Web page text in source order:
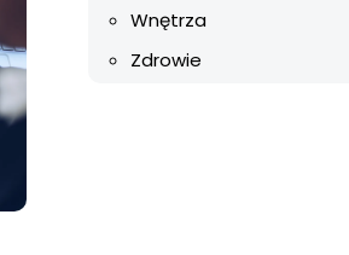
Wnętrza
Zdrowie